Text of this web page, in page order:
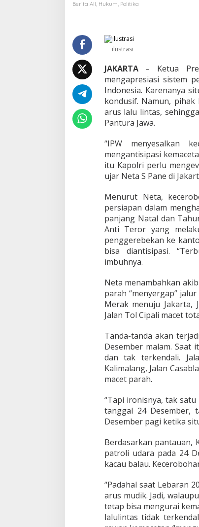
t
T
o
t
l
I
P
W
K
r
i
k
e
r
a
s
n
e
r
j
o
r
a
n
s
P
o
i
Berita All Hukum Politika
ilustrasi
JAKARTA– Ketua
mengapresiasi sistem
Indonesia. Karenanya
kondusif. Namun, pihak
arus lalu lintas,
Pantura Jawa.
“IPW menyesalkan
mengantisipasi
itu Kapolri perlu
ujar Neta S Pane di
Menurut Neta,
persiapan dalam
panjang Natal dan
Anti Teror yang
penggerebekan ke
bisa diantisipasi.
imbuhnya.
Neta menambahkan
parah “menyergap”
Merak menuju Jakarta,
Jalan Tol Cipali macet
Tanda-tanda akan
Desember malam.
dan tak terkendali.
Kalimalang, Jalan
macet parah.
“Tapi ironisnya, tak
tanggal 24 Desember,
Desember pagi ketika
Berdasarkan pantauan,
patroli udara pada 24
kacau balau.
“Padahal saat Lebaran
arus mudik. Jadi,
tetap bisa mengurai
lalulintas tidak